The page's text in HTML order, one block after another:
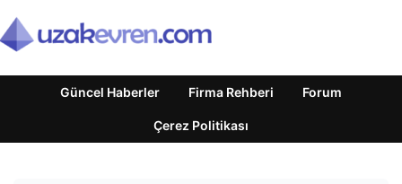
Güncel Haberler Firma Rehberi Forum
Çerez Politikası